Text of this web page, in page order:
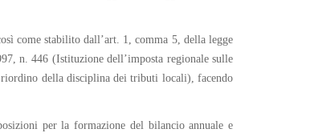
come stabilito dall’art. 1, comma 5, della legge
n. 446 (Istituzione dell’imposta regionale sulle
della disciplina dei tributi locali), facendo
per la formazione del bilancio annuale e